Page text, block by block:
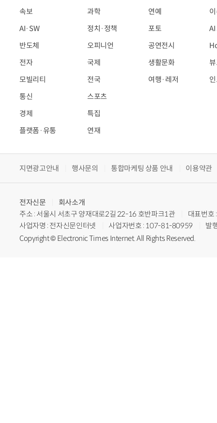
속보
AI·SW
반도체
전자
모빌리티
통신
경제
플랫폼·유통
과학
정치·정책
오피니언
국제
전국
스포츠
특집
연재
연예
포토
공연전시
생활문화
여행·레저
지면광고안내 행사문의 통합마케팅 상품 안내 이용약관
전자신문
회사소개
주소 : 서울시 서초구 양재대로2길 22-16 호반파크1관
대표번
사업자명 : 전자신문인터넷
사업자번호 : 107-81-80959
발
Copyright © Electronic Times Internet. All Rights Reserved.